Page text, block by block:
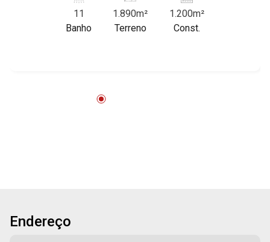
João Fiúsa, 1051 - Alto da Boa Vista | Ribeirão
11
Banho
1.890m²
Terreno
1.200m²
Const.
Endereço